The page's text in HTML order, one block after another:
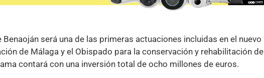
será una de las primeras actuaciones incluidas en el nuevo
de Málaga y el Obispado para la conservación y rehabilitación de
contará con una inversión total de ocho millones de euros.